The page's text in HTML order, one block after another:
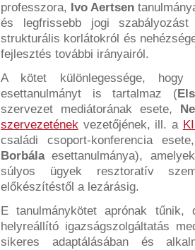
professzora, Ivo Aertsen
és legfrissebb jogi
strukturális korlátokról és
fejlesztés további irányairól.
A kötet különlegessége,
esettanulmányt is tartalmaz (
szervezet mediátorának esete,
szervezetének vezetőjének, ill. a
családi csoport-konferencia
Borbálaesettanulmánya),
súlyos ügyek resztoratív
előkészítéstől a lezárásig.
E tanulmánykötet aprónak tűnik,
helyreállító igazságszolgáltatás
sikeres adaptálásában és